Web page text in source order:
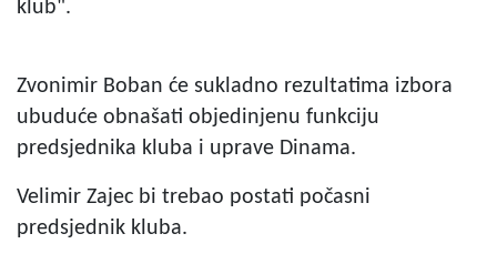
klub".
Zvonimir Boban će sukladno rezultatima izbora
ubuduće obnašati objedinjenu funkciju
predsjednika kluba i uprave Dinama.
Velimir Zajec bi trebao postati počasni
predsjednik kluba.